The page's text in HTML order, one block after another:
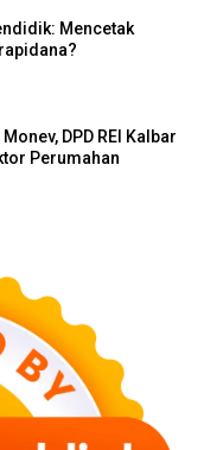
Mencetak
DPD REI Kalbar
Perumahan